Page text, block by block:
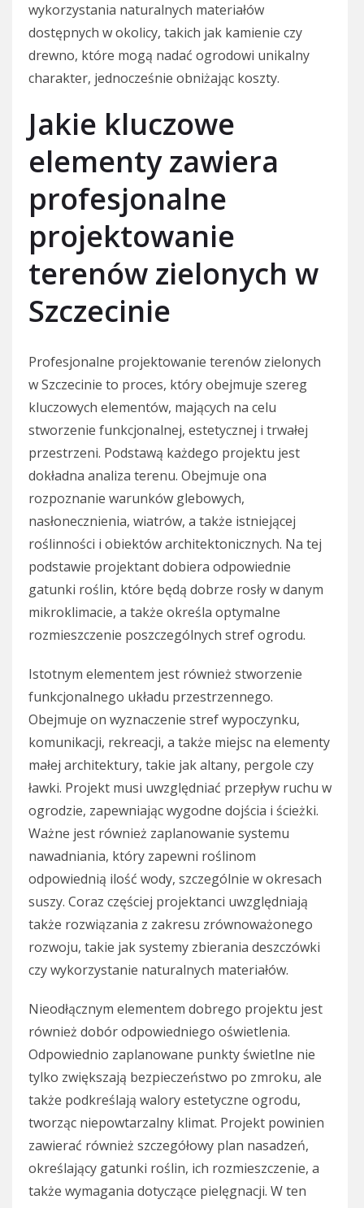
wykorzystania naturalnych materiałów
dostępnych w okolicy, takich jak kamienie czy
drewno, które mogą nadać ogrodowi unikalny
charakter, jednocześnie obniżając koszty.
Jakie kluczowe
elementy zawiera
profesjonalne
projektowanie
terenów zielonych w
Szczecinie
Profesjonalne projektowanie terenów zielonych
w Szczecinie to proces, który obejmuje szereg
kluczowych elementów, mających na celu
stworzenie funkcjonalnej, estetycznej i trwałej
przestrzeni. Podstawą każdego projektu jest
dokładna analiza terenu. Obejmuje ona
rozpoznanie warunków glebowych,
nasłonecznienia, wiatrów, a także istniejącej
roślinności i obiektów architektonicznych. Na tej
podstawie projektant dobiera odpowiednie
gatunki roślin, które będą dobrze rosły w danym
mikroklimacie, a także określa optymalne
rozmieszczenie poszczególnych stref ogrodu.
Istotnym elementem jest również stworzenie
funkcjonalnego układu przestrzennego.
Obejmuje on wyznaczenie stref wypoczynku,
komunikacji, rekreacji, a także miejsc na elementy
małej architektury, takie jak altany, pergole czy
ławki. Projekt musi uwzględniać przepływ ruchu w
ogrodzie, zapewniając wygodne dojścia i ścieżki.
Ważne jest również zaplanowanie systemu
nawadniania, który zapewni roślinom
odpowiednią ilość wody, szczególnie w okresach
suszy. Coraz częściej projektanci uwzględniają
także rozwiązania z zakresu zrównoważonego
rozwoju, takie jak systemy zbierania deszczówki
czy wykorzystanie naturalnych materiałów.
Nieodłącznym elementem dobrego projektu jest
również dobór odpowiedniego oświetlenia.
Odpowiednio zaplanowane punkty świetlne nie
tylko zwiększają bezpieczeństwo po zmroku, ale
także podkreślają walory estetyczne ogrodu,
tworząc niepowtarzalny klimat. Projekt powinien
zawierać również szczegółowy plan nasadzeń,
określający gatunki roślin, ich rozmieszczenie, a
także wymagania dotyczące pielęgnacji. W ten